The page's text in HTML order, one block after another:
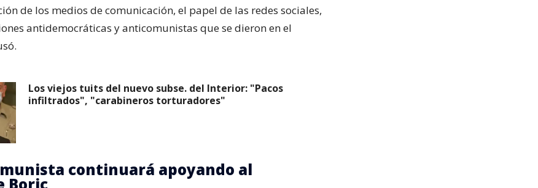
de los medios de comunicación, el papel de las redes sociales,
antidemocráticas y anticomunistas que se dieron en el
Los viejos tuits del nuevo subse. del Interior: "Pacos
infiltrados", "carabineros torturadores"
continuará apoyando al
Boric